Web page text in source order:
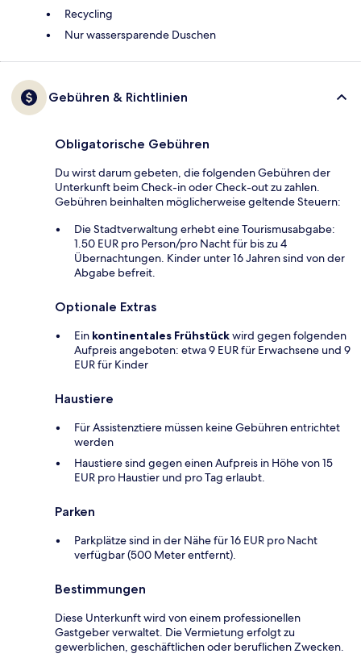
Recycling
Nur wassersparende Duschen
Gebühren & Richtlinien
Obligatorische Gebühren
Du wirst darum gebeten, die folgenden Gebühren der
Unterkunft beim Check-in oder Check-out zu zahlen.
Gebühren beinhalten möglicherweise geltende Steuern:
Die Stadtverwaltung erhebt eine Tourismusabgabe:
1.50 EUR pro Person/pro Nacht für bis zu 4
Übernachtungen. Kinder unter 16 Jahren sind von der
Abgabe befreit.
Optionale Extras
Ein kontinentales Frühstückwird gegen folgenden
Aufpreis angeboten: etwa 9 EUR für Erwachsene und 9
EUR für Kinder
Haustiere
Für Assistenztiere müssen keine Gebühren entrichtet
werden
Haustiere sind gegen einen Aufpreis in Höhe von 15
EUR pro Haustier und pro Tag erlaubt.
Parken
Parkplätze sind in der Nähe für 16 EUR pro Nacht
verfügbar (500 Meter entfernt).
Bestimmungen
Diese Unterkunft wird von einem professionellen
Gastgeber verwaltet. Die Vermietung erfolgt zu
gewerblichen, geschäftlichen oder beruflichen Zwecken.